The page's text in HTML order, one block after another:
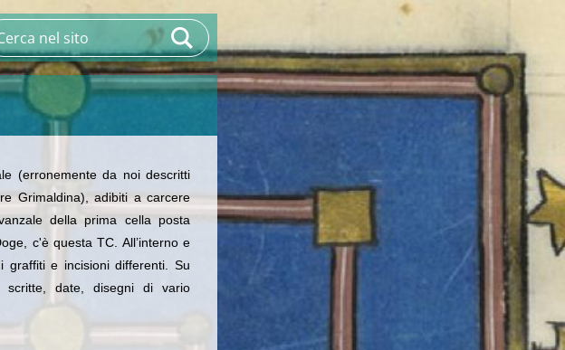
(erronemente da noi descritti
Grimaldina), adibiti a carcere
della prima cella posta
c'è questa TC. All’interno e
graffiti e incisioni differenti. Su
scritte, date, disegni di vario